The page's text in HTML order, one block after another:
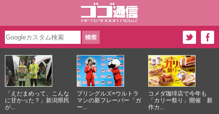
「えだまめって、こんな
に甘かった？」新潟県民
が...
プリングルズ×ウルトラ
マンの新フレーバー「ガ
ー...
コメダ珈琲店で今年も
「カリー祭り」開催 新
作カ...